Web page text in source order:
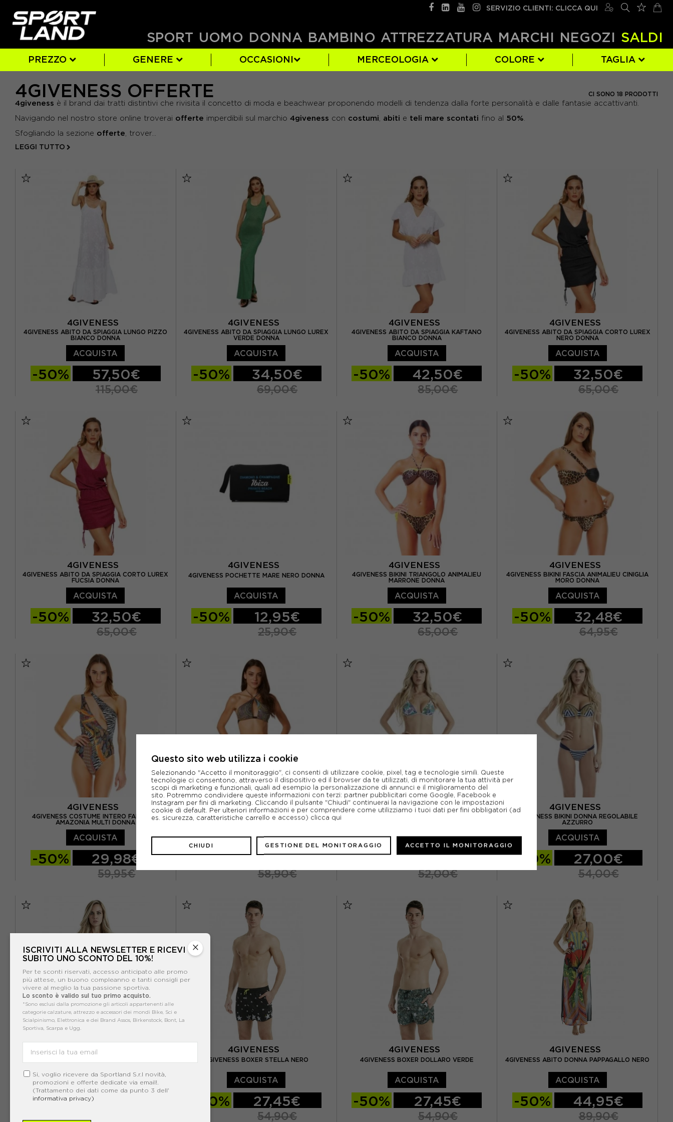
SERVIZIO CLIENTI: CLICCA QUI
SPORT UOMO DONNA BAMBINO ATTREZZATURA MARCHI NEGOZI SALDI
PREZZO GENERE OCCASIONI MERCEOLOGIA COLORE TAGLIA
- DA 10 € A 36 €
- DA 36 € A 62 €
- DA 62 € A 88 €
- DA 88 € A 115 €
DONNA (16) UOMO(2)
SI(18)
ABITI (7) BORSE(1)
AZZURRO (2) BIANCO
MARRONE (2) MULTICOLORE(2) NERO(6) VERDE (2)
L(7) M(10)
XL(1)
4GIVENESS OFFERTE CI SONO 18 PRODOTTI
4giveness è il brand dai tratti distintivi che rivisita il concetto di moda e beachwear proponendo modelli di tendenza dalla forte personalità e dalle fantasie accattivanti.
Navigando nel nostro store online troverai offerte imperdibili sul marchio 4giveness con costumi abiti e teli mare scontati fino al 50%
Sfogliando la sezione offerte , trover...
LEGGI TUTTO
4GIVENESS
4GIVENESS ABITO DA SPIAGGIA LUNGO PIZZO
BIANCO DONNA
ACQUISTA
-50% 57,50€
115,00€
4GIVENESS
4GIVENESS ABITO DA SPIAGGIA LUNGO LUREX
VERDE DONNA
ACQUISTA
-50% 34,50€
69,00€
4GIVENESS
4GIVENESS ABITO DA SPIAGGIA KAFTANO
BIANCO DONNA
ACQUISTA
-50% 42,50€
85,00€
4GIVENESS
4GIVENESS ABITO DA SPIAGGIA CORTO LUREX
NERO DONNA
ACQUISTA
-50% 32,50€
65,00€
4GIVENESS
4GIVENESS ABITO DA SPIAGGIA CORTO LUREX
FUCSIA DONNA
ACQUISTA
-50% 32,50€
65,00€
4GIVENESS
4GIVENESS POCHETTE MARE NERO DONNA
ACQUISTA
-50% 12,95€
25,90€
4GIVENESS
4GIVENESS BIKINI TRIANGOLO ANIMALIEU
MARRONE DONNA
ACQUISTA
-50% 32,50€
65,00€
4GIVENESS
4GIVENESS BIKINI FASCIA ANIMALIEU CINIGLIA
MORO DONNA
ACQUISTA
-50% 32,48€
64,95€
4GIVENESS
4GIVENESS COSTUME INTERO FANTASIA
AMAZONIA MULTI DONNA
ACQUISTA
-50% 29,98€
59,95€
4GIVENESS
4GIVENESS BIKINI FANTASIA LUREX BRASSIER
ACQUISTA
-50% 29,45€
58,90€
4GIVENESS
ACQUISTA
-50% 26,00€
52,00€
4GIVENESS
4GIVENESS BIKINI DONNA REGOLABILE
AZZURRO
ACQUISTA
-50% 27,00€
54,00€
4GIVENESS
ACQUISTA
-50% 27,00€
4GIVENESS
4GIVENESS BOXER STELLA NERO
ACQUISTA
-50% 27,45€
54,90€
4GIVENESS
4GIVENESS BOXER DOLLARO VERDE
ACQUISTA
-50% 27,45€
54,90€
4GIVENESS
4GIVENESS ABITO DONNA PAPPAGALLO NERO
ACQUISTA
-50% 44,95€
89,90€
×
ISCRIVITI ALLA NEWSLETTER E RICEVI
SUBITO UNO SCONTO DEL 10%!
Per te sconti riservati, accesso anticipato alle promo
più attese, un buono compleanno e tanti consigli per
vivere al meglio la tua passione sportiva.
Lo sconto è valido sul tuo primo acquisto.
*Sono esclusi dalla promozione gli articoli appartenenti alle
categorie calzature, attrezzo e accessori dei mondi Bike, Sci e
Scialpinismo, Elettronica e dei Brand Assos, Birkenstock, Bont, La
Sportiva, Scarpa e Ugg.
Si, voglio ricevere da Sportland S.r.l novità,
promozioni e offerte dedicate via email!.
(Trattamento dei dati come da punto 3 dell'
informativa privacy)
Questo sito web utilizza i cookie
Selezionando "Accetto il monitoraggio", ci consenti di utilizzare cookie, pixel, tag e tecnologie simili. Queste
tecnologie ci consentono, attraverso il dispositivo ed il browser da te utilizzati, di monitorare la tua attività per
scopi di marketing e funzionali, quali ad esempio la personalizzazione di annunci e il miglioramento del
sito. Potremmo condividere queste informazioni con terzi: partner pubblicitari come Google, Facebook e
Instagram per fini di marketing. Cliccando il pulsante "Chiudi" continuerai la navigazione con le impostazioni
cookie di default. Per ulteriori informazioni e per comprendere come utilizziamo i tuoi dati per fini obbligatori (ad
es. sicurezza, caratteristiche carrello e accesso) clicca qui
CHIUDI GESTIONE DEL MONITORAGGIO ACCETTO IL MONITORAGGIO